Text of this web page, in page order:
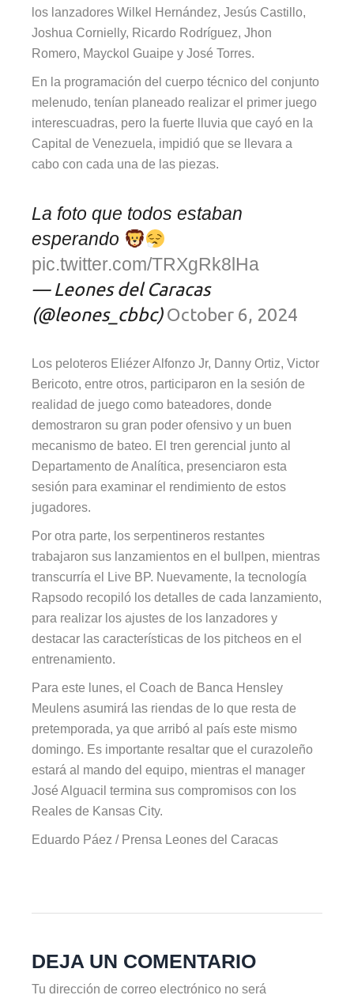
los lanzadores Wilkel Hernández, Jesús Castillo,
Joshua Cornielly, Ricardo Rodríguez, Jhon
Romero, Mayckol Guaipe y José Torres.
En la programación del cuerpo técnico del conjunto
melenudo, tenían planeado realizar el primer juego
interescuadras, pero la fuerte lluvia que cayó en la
Capital de Venezuela, impidió que se llevara a
cabo con cada una de las piezas.
La foto que todos estaban
esperando
pic.twitter.com/TRXgRk8lHa
— Leones del Caracas
(@leones_cbbc) October 6, 2024
Los peloteros Eliézer Alfonzo Jr, Danny Ortiz, Victor
Bericoto, entre otros, participaron en la sesión de
realidad de juego como bateadores, donde
demostraron su gran poder ofensivo y un buen
mecanismo de bateo. El tren gerencial junto al
Departamento de Analítica, presenciaron esta
sesión para examinar el rendimiento de estos
jugadores.
Por otra parte, los serpentineros restantes
trabajaron sus lanzamientos en el bullpen, mientras
transcurría el Live BP. Nuevamente, la tecnología
Rapsodo recopiló los detalles de cada lanzamiento,
para realizar los ajustes de los lanzadores y
destacar las características de los pitcheos en el
entrenamiento.
Para este lunes, el Coach de Banca Hensley
Meulens asumirá las riendas de lo que resta de
pretemporada, ya que arribó al país este mismo
domingo. Es importante resaltar que el curazoleño
estará al mando del equipo, mientras el manager
José Alguacil termina sus compromisos con los
Reales de Kansas City.
Eduardo Páez / Prensa Leones del Caracas
DEJA UN COMENTARIO
Tu dirección de correo electrónico no será